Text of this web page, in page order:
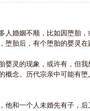
婚姻不顺，比如因堕胎，
堕胎后，有个堕胎的婴灵
灵的现象，或许有，但我
概念。历代宗亲中可能有
和一个人未婚先有子，后